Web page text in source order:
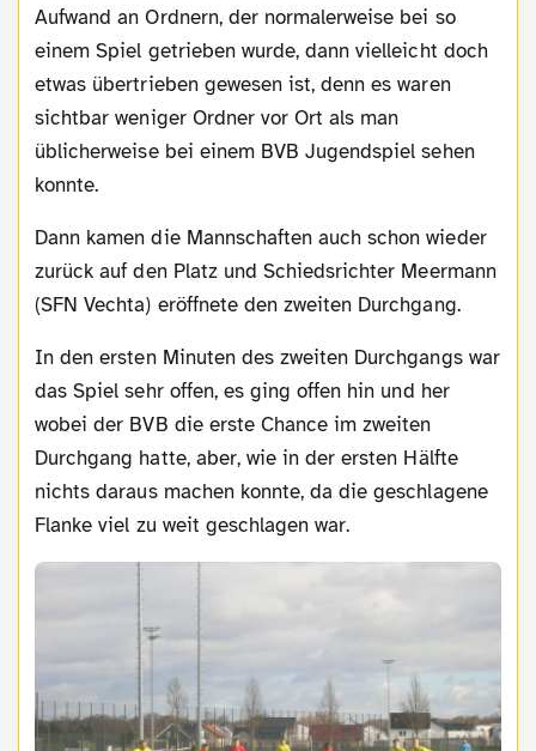
Aufwand an Ordnern, der normalerweise bei so
einem Spiel getrieben wurde, dann vielleicht doch
etwas übertrieben gewesen ist, denn es waren
sichtbar weniger Ordner vor Ort als man
üblicherweise bei einem BVB Jugendspiel sehen
konnte.
Dann kamen die Mannschaften auch schon wieder
zurück auf den Platz und Schiedsrichter Meermann
(SFN Vechta) eröffnete den zweiten Durchgang.
In den ersten Minuten des zweiten Durchgangs war
das Spiel sehr offen, es ging offen hin und her
wobei der BVB die erste Chance im zweiten
Durchgang hatte, aber, wie in der ersten Hälfte
nichts daraus machen konnte, da die geschlagene
Flanke viel zu weit geschlagen war.